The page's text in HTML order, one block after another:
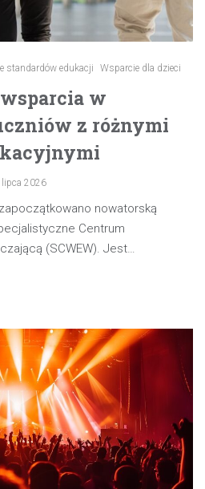
standardów edukacji Wsparcie dla dzieci
w
z różnymi
lipca 2026
nowatorską
Centrum
(SCWEW). Jest…